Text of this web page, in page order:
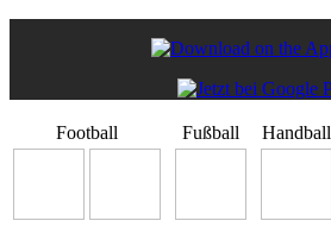
Football Fußball Handball